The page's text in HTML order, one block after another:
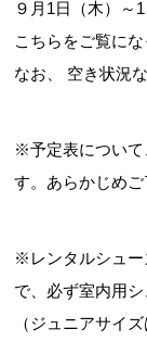
お問合せ
９月1日（木）～
こちらをご覧に
なお、 空き状況
※予定表について
す。あらかじめご
※レンタルシュー
で、必ず室内用シ
（ジュニアサイ